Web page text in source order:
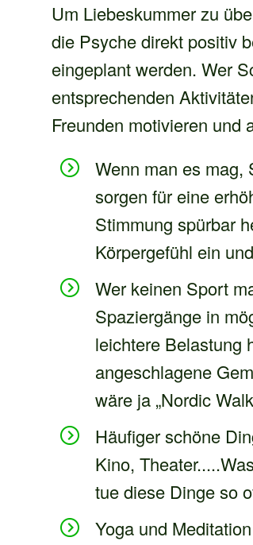
Um Liebeskummer zu
die Psyche direkt positiv
eingeplant werden. Wer
entsprechenden
Freunden motivieren und
Wenn man es mag,
sorgen für eine
Stimmung spürbar
Körpergefühl ein
Wer keinen Sport
Spaziergänge in
leichtere Belastung
angeschlagene
wäre ja „Nordic
Häufiger schöne
Kino,
tue diese Dinge so
Yoga und